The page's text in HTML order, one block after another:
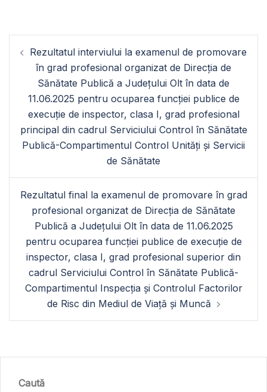
în
articole
Rezultatul interviului la examenul de promovare
în grad profesional organizat de Direcția de
Sănătate Publică a Județului Olt în data de
11.06.2025 pentru ocuparea funcției publice de
execuție de inspector, clasa I, grad profesional
principal din cadrul Serviciului Control în Sănătate
Publică-Compartimentul Control Unități și Servicii
de Sănătate
Rezultatul final la examenul de promovare în grad
profesional organizat de Direcția de Sănătate
Publică a Județului Olt în data de 11.06.2025
pentru ocuparea funcției publice de execuție de
inspector, clasa I, grad profesional superior din
cadrul Serviciului Control în Sănătate Publică-
Compartimentul Inspecția și Controlul Factorilor
de Risc din Mediul de Viață și Muncă
Caută